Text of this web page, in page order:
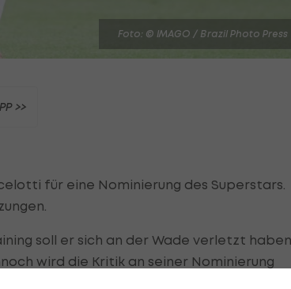
Foto: © IMAGO / Brazil Photo Press
>>
für eine Nominierung des Superstars.
soll er sich an der Wade verletzt
wird die Kritik an seiner Nominierung